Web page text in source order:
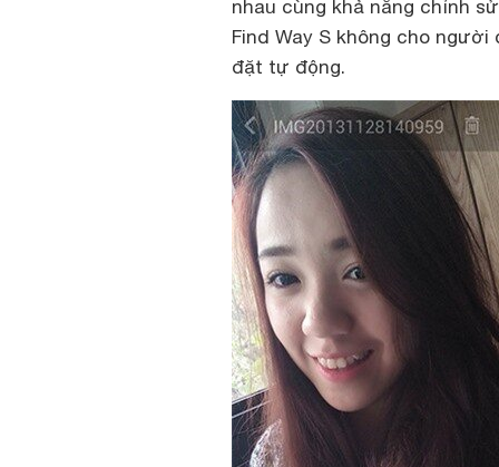
nhau cùng khả năng chỉnh
Find Way S không cho
đặt tự động.